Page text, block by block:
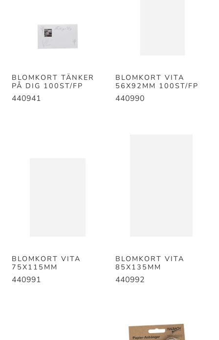
BLOMKORT TÄNKER
PÅ DIG 100ST/FP
440941
BLOMKORT VITA
56X92MM 100ST/FP
440990
BLOMKORT VITA
75X115MM
440991
BLOMKORT VITA
85X135MM
440992